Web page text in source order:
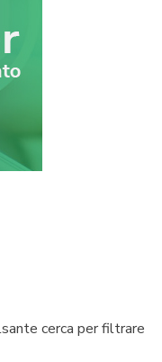
cerca per filtrare